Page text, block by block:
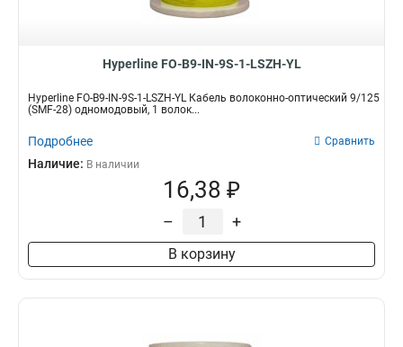
Hyperline FO-B9-IN-9S-1-LSZH-YL
Hyperline FO-B9-IN-9S-1-LSZH-YL Кабель волоконно-оптический 9/125
(SMF-28) одномодовый, 1 волок...
Подробнее Сравнить
Наличие: В наличии
16,38 ₽
– +
В корзину